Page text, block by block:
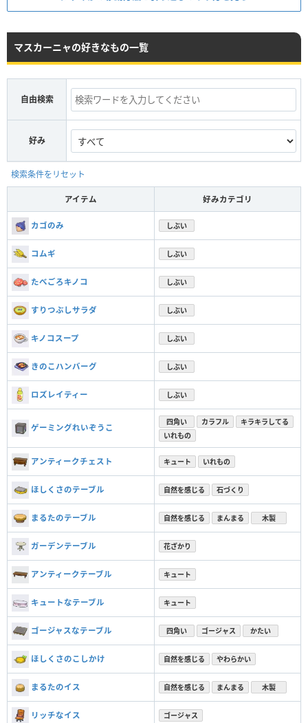
マスカーニャの好きなもの一覧
自由検索
好み
検索条件をリセット
アイテム 好みカテゴリ
カゴのみ しぶい
コムギ しぶい
たべごろキノコ しぶい
すりつぶしサラダ しぶい
キノコスープ しぶい
きのこハンバーグ しぶい
ロズレイティー しぶい
ゲーミングれいぞうこ
四角い カラフル
キラキラしてる
いれもの
アンティークチェスト キュート いれもの
ほしくさのテーブル 自然を感じる 石づくり
まるたのテーブル 自然を感じる まんまる 木製
ガーデンテーブル 花ざかり
アンティークテーブル キュート
キュートなテーブル キュート
ゴージャスなテーブル 四角い ゴージャス かたい
ほしくさのこしかけ 自然を感じる やわらかい
まるたのイス 自然を感じる まんまる 木製
リッチなイス ゴージャス